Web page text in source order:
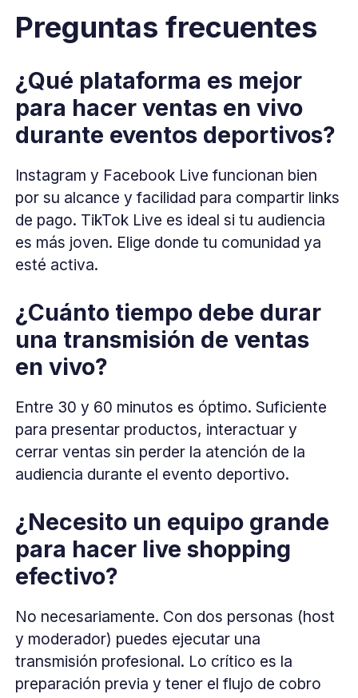
Preguntas frecuentes
¿Qué plataforma es mejor
para hacer ventas en vivo
durante eventos deportivos?
Instagram y Facebook Live funcionan bien
por su alcance y facilidad para compartir links
de pago. TikTok Live es ideal si tu audiencia
es más joven. Elige donde tu comunidad ya
esté activa.
¿Cuánto tiempo debe durar
una transmisión de ventas
en vivo?
Entre 30 y 60 minutos es óptimo. Suficiente
para presentar productos, interactuar y
cerrar ventas sin perder la atención de la
audiencia durante el evento deportivo.
¿Necesito un equipo grande
para hacer live shopping
efectivo?
No necesariamente. Con dos personas (host
y moderador) puedes ejecutar una
transmisión profesional. Lo crítico es la
preparación previa y tener el flujo de cobro